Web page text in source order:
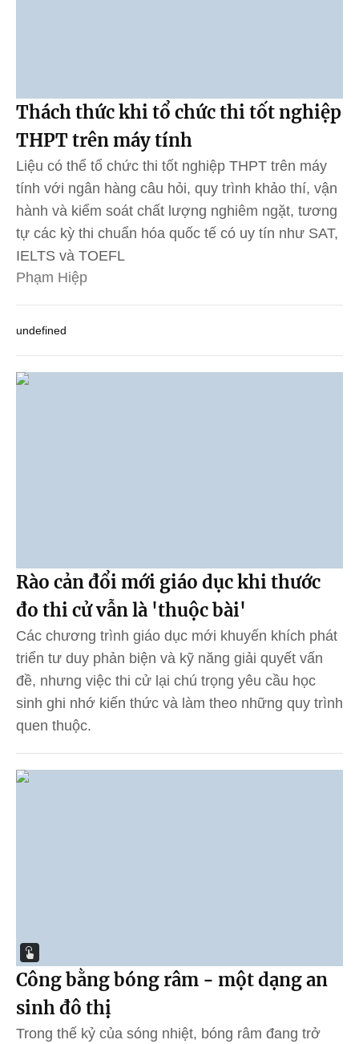
Thách thức khi tổ chức thi tốt nghiệp
THPT trên máy tính
Liệu có thể tổ chức thi tốt nghiệp THPT trên máy
tính với ngân hàng câu hỏi, quy trình khảo thí, vận
hành và kiểm soát chất lượng nghiêm ngặt, tương
tự các kỳ thi chuẩn hóa quốc tế có uy tín như SAT,
IELTS và TOEFL
Phạm Hiệp
undefined
Rào cản đổi mới giáo dục khi thước
đo thi cử vẫn là 'thuộc bài'
Các chương trình giáo dục mới khuyến khích phát
triển tư duy phản biện và kỹ năng giải quyết vấn
đề, nhưng việc thi cử lại chú trọng yêu cầu học
sinh ghi nhớ kiến thức và làm theo những quy trình
quen thuộc.
Công bằng bóng râm - một dạng an
sinh đô thị
Trong thế kỷ của sóng nhiệt, bóng râm đang trở